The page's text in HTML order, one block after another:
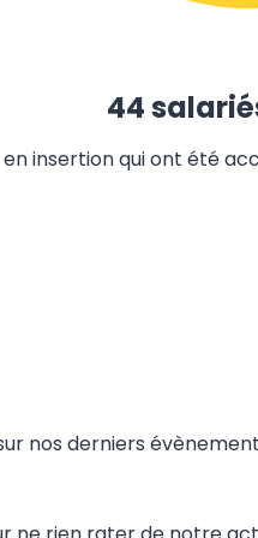
44
en insertion qui ont été
nos derniers